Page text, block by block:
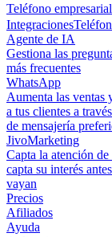
Teléfono
Integraciones
Agente de IA
Gestiona las
más frecuentes
WhatsApp
Aumenta las ventas
a tus clientes a
de mensajería
JivoMarketing
Capta la atención de
capta su interés
vayan
Precios
Afiliados
Ayuda